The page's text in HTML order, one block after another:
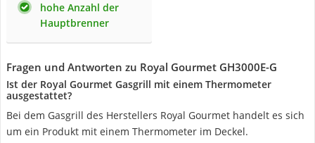
hohe Anzahl der
Hauptbrenner
Fragen und Antworten zu Royal Gourmet ‎GH3000E-G
Ist der Royal Gourmet Gasgrill mit einem Thermometer
ausgestattet?
Bei dem Gasgrill des Herstellers Royal Gourmet handelt es sich
um ein Produkt mit einem Thermometer im Deckel.